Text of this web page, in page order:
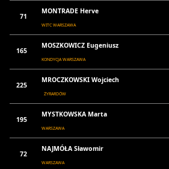
71
MONTRADE Herve
WITC WARSZAWA
165
MOSZKOWICZ Eugeniusz
KONDYCJA WARSZAWA
225
MROCZKOWSKI Wojciech
ŻYRARDÓW
195
MYSTKOWSKA Marta
WARSZAWA
72
NAJMÓŁA Sławomir
WARSZAWA